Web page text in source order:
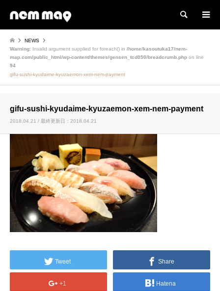
検索
NEWS
Warning: Invalid argument supplied for foreach() in /home/kasoutuka17/nem-
map.com/public_html/wp-content/themes/gensen_tcd050/breadcrumb.php on line
94
gifu-sushi-kyudaime-kyuzaemon-xem-nem-payment
gifu-sushi-kyudaime-kyuzaemon-xem-nem-payment
2018.04.21 / 最終更新日：2018.04.21
Tweet Share
+1 Hatena